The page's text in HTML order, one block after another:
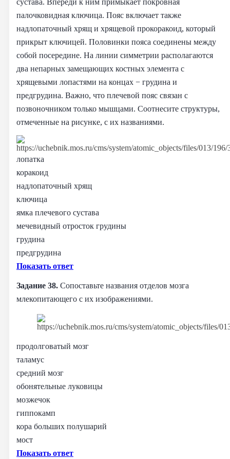
палочковидная ключица. Пояс включает также
надлопаточный хрящ и хрящевой прокоракоид, который
прикрыт ключицей. Половинки пояса соединены между
собой посередине. На линии симметрии располагаются
два непарных замещающих костных элемента с
хрящевыми лопастями на концах − грудина и
предгрудина. Важно, что плечевой пояс связан с
позвоночником только мышцами. Соотнесите структуры,
отмеченные на рисунке, с их названиями.
лопатка
коракоид
надлопаточный хрящ
ключица
ямка плечевого сустава
мечевидный отросток грудины
грудина
предгрудина
Показать ответ
Задание 38. Сопоставьте названия отделов мозга
млекопитающего с их изображениями.
продолговатый мозг
таламус
средний мозг
обонятельные луковицы
мозжечок
гиппокамп
кора больших полушарий
мост
Показать ответ